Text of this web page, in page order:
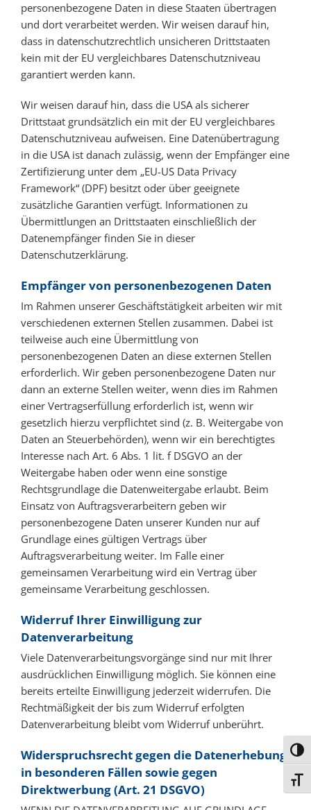
personenbezogene Daten in diese Staaten übertragen
und dort verarbeitet werden. Wir weisen darauf hin,
dass in datenschutzrechtlich unsicheren Drittstaaten
kein mit der EU vergleichbares Datenschutzniveau
garantiert werden kann.
Wir weisen darauf hin, dass die USA als sicherer
Drittstaat grundsätzlich ein mit der EU vergleichbares
Datenschutzniveau aufweisen. Eine Datenübertragung
in die USA ist danach zulässig, wenn der Empfänger eine
Zertifizierung unter dem „EU-US Data Privacy
Framework“ (DPF) besitzt oder über geeignete
zusätzliche Garantien verfügt. Informationen zu
Übermittlungen an Drittstaaten einschließlich der
Datenempfänger finden Sie in dieser
Datenschutzerklärung.
Empfänger von personenbezogenen Daten
Im Rahmen unserer Geschäftstätigkeit arbeiten wir mit
verschiedenen externen Stellen zusammen. Dabei ist
teilweise auch eine Übermittlung von
personenbezogenen Daten an diese externen Stellen
erforderlich. Wir geben personenbezogene Daten nur
dann an externe Stellen weiter, wenn dies im Rahmen
einer Vertragserfüllung erforderlich ist, wenn wir
gesetzlich hierzu verpflichtet sind (z. B. Weitergabe von
Daten an Steuerbehörden), wenn wir ein berechtigtes
Interesse nach Art. 6 Abs. 1 lit. f DSGVO an der
Weitergabe haben oder wenn eine sonstige
Rechtsgrundlage die Datenweitergabe erlaubt. Beim
Einsatz von Auftragsverarbeitern geben wir
personenbezogene Daten unserer Kunden nur auf
Grundlage eines gültigen Vertrags über
Auftragsverarbeitung weiter. Im Falle einer
gemeinsamen Verarbeitung wird ein Vertrag über
gemeinsame Verarbeitung geschlossen.
Widerruf Ihrer Einwilligung zur
Datenverarbeitung
Viele Datenverarbeitungsvorgänge sind nur mit Ihrer
ausdrücklichen Einwilligung möglich. Sie können eine
bereits erteilte Einwilligung jederzeit widerrufen. Die
Rechtmäßigkeit der bis zum Widerruf erfolgten
Datenverarbeitung bleibt vom Widerruf unberührt.
Widerspruchsrecht gegen die Datenerhebung
in besonderen Fällen sowie gegen
Direktwerbung (Art. 21 DSGVO)